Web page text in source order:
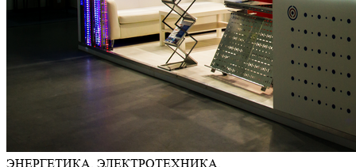
ЭНЕРГЕТИКА. ЭЛЕКТРОТЕХНИКА.